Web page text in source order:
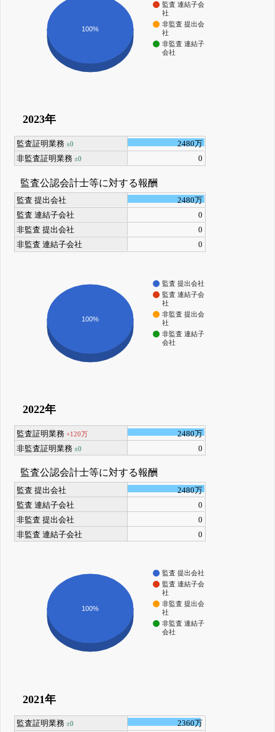
監査 連結子会
社
非監査 提出会
社
非監査 連結子
会社
100%
2023年
監査証明業務±0
2480万
非監査証明業務±0 0
監査公認会計士等に対する報酬
監査 提出会社
2480万
監査 連結子会社
0
非監査 提出会社
0
非監査 連結子会社
0
監査 提出会社
監査 連結子会
社
非監査 提出会
社
非監査 連結子
会社
100%
2022年
監査証明業務+120万
2480万
非監査証明業務±0 0
監査公認会計士等に対する報酬
監査 提出会社
2480万
監査 連結子会社
0
非監査 提出会社
0
非監査 連結子会社
0
監査 提出会社
監査 連結子会
社
非監査 提出会
社
非監査 連結子
会社
100%
2021年
監査証明業務±0 2360万